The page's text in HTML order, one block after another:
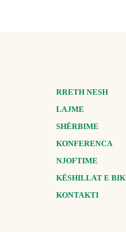
RRETH NESH
LAJME
SHËRBIME
KONFERENCA
NJOFTIME
KËSHILLAT E BIK
KONTAKTI